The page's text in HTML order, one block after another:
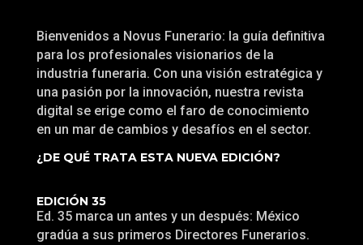
Bienvenidos a Novus Funerario: la guía definitiva
para los profesionales visionarios de la
industria funeraria. Con una visión estratégica y
una pasión por la innovación, nuestra revista
digital se erige como el faro de conocimiento
en un mar de cambios y desafíos en el sector.
¿DE QUÉ TRATA ESTA NUEVA EDICIÓN?
EDICIÓN 35
Ed. 35 marca un antes y un después: México
gradúa a sus primeros Directores Funerarios.